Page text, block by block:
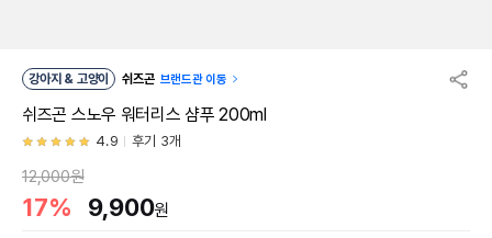
강아지 & 고양이 쉬즈곤 브랜드관 이동
쉬즈곤 스노우 워터리스 샴푸 200ml
4.9 후기 3개
12,000원
17% 9,900원